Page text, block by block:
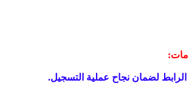
لضمان نجاح عملية التسجيل.